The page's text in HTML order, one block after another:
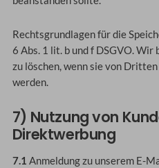
Rechtsgrundlagen für die
6 Abs. 1 lit. b und f DSGVO.
zu löschen, wenn sie von
werden.
7) Nutzung von
Direktwerbung
7.1 Anmeldung zu unserem E-